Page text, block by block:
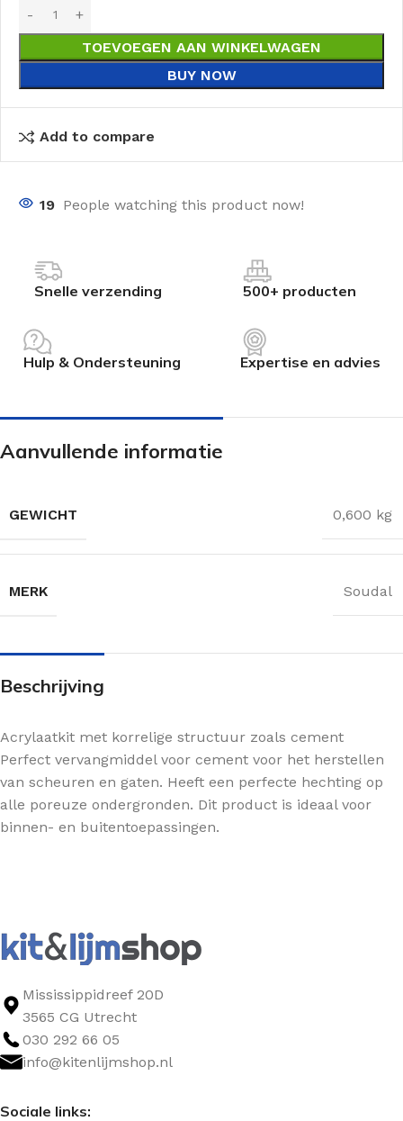
TOEVOEGEN AAN WINKELWAGEN
BUY NOW
Add to compare
19 People watching this product now!
Snelle verzending 500+ producten
Hulp & Ondersteuning Expertise en advies
Aanvullende informatie
GEWICHT 0,600 kg
MERK Soudal
Beschrijving
Acrylaatkit met korrelige structuur zoals cement
Perfect vervangmiddel voor cement voor het herstellen
van scheuren en gaten. Heeft een perfecte hechting op
alle poreuze ondergronden. Dit product is ideaal voor
binnen- en buitentoepassingen.
Mississippidreef 20D
3565 CG Utrecht
030 292 66 05
info@kitenlijmshop.nl
Sociale links: